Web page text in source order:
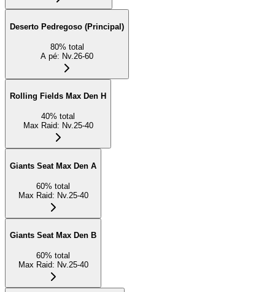
Deserto Pedregoso (Principal)
80% total
A pé: Nv.26-60
Rolling Fields Max Den H
40% total
Max Raid: Nv.25-40
Giants Seat Max Den A
60% total
Max Raid: Nv.25-40
Giants Seat Max Den B
60% total
Max Raid: Nv.25-40